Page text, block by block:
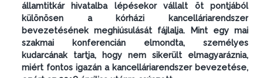
államtitkár hivatalba lépésekor vállalt öt pontjából
különösen a kórházi kancelláriarendszer
bevezetésének meghiúsulását fájlalja. Mint egy mai
szakmai konferencián elmondta, személyes
kudarcának tartja, hogy nem sikerült elmagyaráznia,
miért fontos igazán a kancelláriarendszer bevezetése,